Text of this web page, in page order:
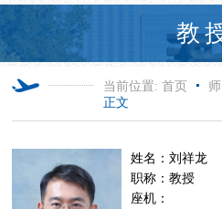
教
当前位置:首页
正文
姓名：刘祥龙
职称：教授
座机：